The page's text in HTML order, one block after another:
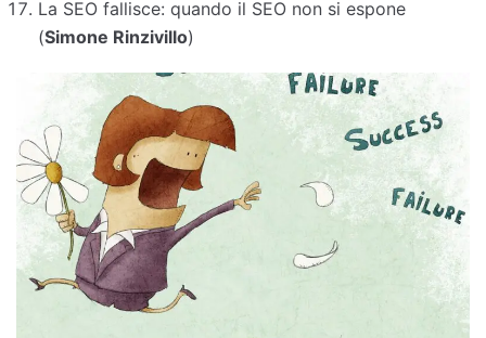
La SEO fallisce: quando il SEO non si espone
(Simone Rinzivillo)